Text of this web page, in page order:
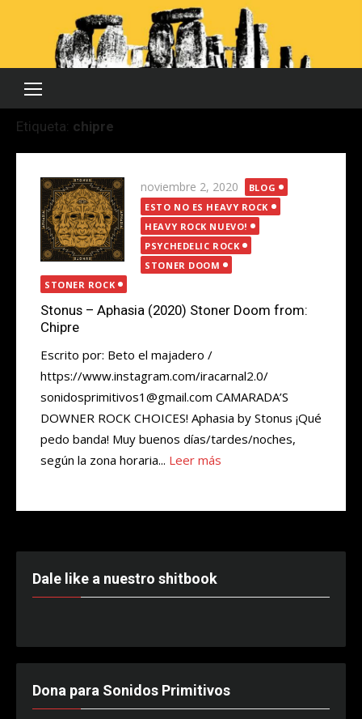
Etiqueta: chipre
Publicada
el
noviembre 2, 2020
BLOG
ESTO NO ES HEAVY ROCK
HEAVY ROCK NUEVO!
PSYCHEDELIC ROCK
STONER DOOM
STONER ROCK
Stonus – Aphasia (2020) Stoner Doom from:
Chipre
Escrito por: Beto el majadero /
https://www.instagram.com/iracarnal2.0/
sonidosprimitivos1@gmail.com CAMARADA’S
DOWNER ROCK CHOICES! Aphasia by Stonus ¡Qué
pedo banda! Muy buenos días/tardes/noches,
según la zona horaria... Leer más
Dale like a nuestro shitbook
Dona para Sonidos Primitivos